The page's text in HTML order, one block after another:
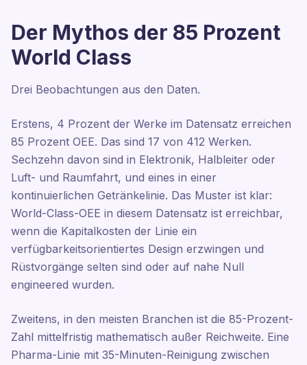
Der Mythos der 85 Prozent
World Class
Drei Beobachtungen aus den Daten.
Erstens, 4 Prozent der Werke im Datensatz erreichen
85 Prozent OEE. Das sind 17 von 412 Werken.
Sechzehn davon sind in Elektronik, Halbleiter oder
Luft- und Raumfahrt, und eines in einer
kontinuierlichen Getränkelinie. Das Muster ist klar:
World-Class-OEE in diesem Datensatz ist erreichbar,
wenn die Kapitalkosten der Linie ein
verfügbarkeitsorientiertes Design erzwingen und
Rüstvorgänge selten sind oder auf nahe Null
engineered wurden.
Zweitens, in den meisten Branchen ist die 85-Prozent-
Zahl mittelfristig mathematisch außer Reichweite. Eine
Pharma-Linie mit 35-Minuten-Reinigung zwischen